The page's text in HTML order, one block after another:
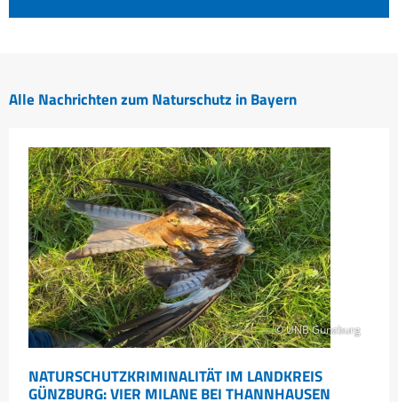
Alle Nachrichten zum Naturschutz in Bayern
© UNB Günzburg
NATURSCHUTZKRIMINALITÄT IM LANDKREIS
GÜNZBURG: VIER MILANE BEI THANNHAUSEN